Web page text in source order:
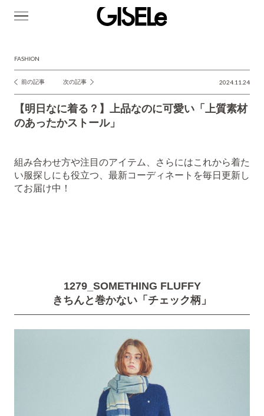
FASHION
投
稿
ナ
ゲ
ー
シ
前の記事 次の記事 2024.11.24
【明日なに着る？】上品なのに可愛い「上質素材
のあったかストール」
組み合わせ方や注目のアイテム、さらにはこれから着た
い服探しにも役立つ、最新コーディネートを毎日更新し
てお届け中！
1279_SOMETHING FLUFFY
きちんと巻かない「チェック柄」